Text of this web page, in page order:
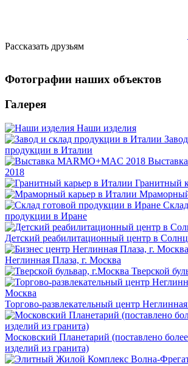
Рассказать друзьям
Фотографии наших объектов
Галерея
Наши изделия
продукции в Италии
2018
Гранитный
продукции в Иране
Детский реабилитационный центр в
Неглинная Плаза, г. Москва
Тверской
Торгово-развлекательный центр
Московский Планетарий (поставлено
изделий из гранита)